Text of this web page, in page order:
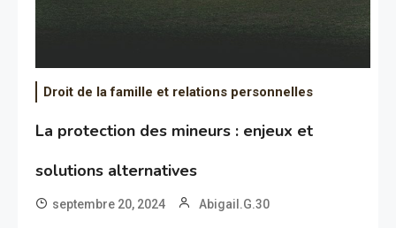
Droit de la famille et relations personnelles
La protection des mineurs : enjeux et
solutions alternatives
septembre 20, 2024 Abigail.G.30